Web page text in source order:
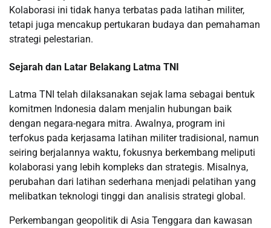
Kolaborasi ini tidak hanya terbatas pada latihan militer,
tetapi juga mencakup pertukaran budaya dan pemahaman
strategi pelestarian.
Sejarah dan Latar Belakang Latma TNI
Latma TNI telah dilaksanakan sejak lama sebagai bentuk
komitmen Indonesia dalam menjalin hubungan baik
dengan negara-negara mitra. Awalnya, program ini
terfokus pada kerjasama latihan militer tradisional, namun
seiring berjalannya waktu, fokusnya berkembang meliputi
kolaborasi yang lebih kompleks dan strategis. Misalnya,
perubahan dari latihan sederhana menjadi pelatihan yang
melibatkan teknologi tinggi dan analisis strategi global.
Perkembangan geopolitik di Asia Tenggara dan kawasan